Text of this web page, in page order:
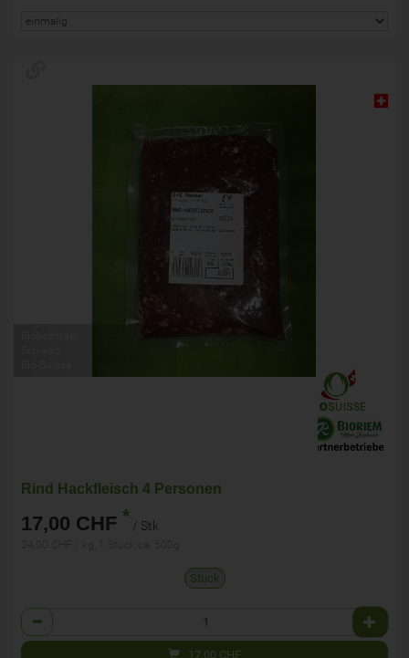
Rind Hackfleisch 4 Personen
17,00 CHF * / Stk
Stück
Anzahl
17,00 CHF